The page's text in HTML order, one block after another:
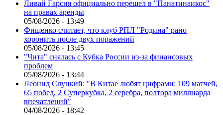
Ливай Гарсия официально перешел в "Панатинаикос"
на правах аренды
05/08/2026 - 13:49
Фищенко считает, что клуб РПЛ "Родина" рано
хоронить после двух поражений
05/08/2026 - 13:45
"Чита" снялась с Кубка России из-за финансовых
проблем
05/08/2026 - 13:44
Леонид Слуцкий: "В Китае любят цифрами: 109 матчей,
65 побед, 2 Суперкубка, 2 серебра, полтора миллиарда
впечатлений"
04/08/2026 - 18:42